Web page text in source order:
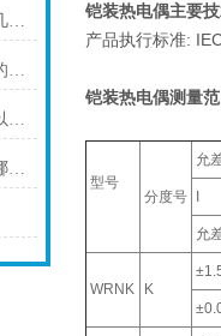
顶装式磁翻板液位计具备以下几大主要特点
别错过！顶装式磁翻板液位计的适用版图，一文解锁核心场景
上海仪川射频导纳料位计有着以下几大技术特点
上海仪川的旋进漩涡流量计有哪些应用案例
铠装热电偶主要
产品执行标准:
铠装热电偶测量
型号
分度号
允
允
WRNK K